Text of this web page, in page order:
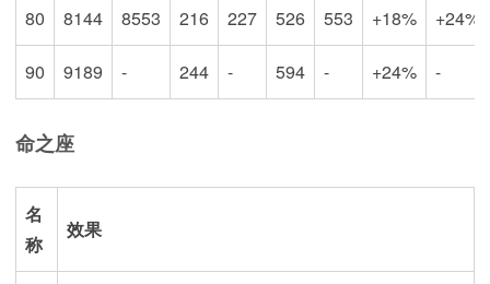
80 8144 8553 216 227 526 553 +18% +24%
90 9189 - 244 - 594 - +24% -
命之座
名
称
效果